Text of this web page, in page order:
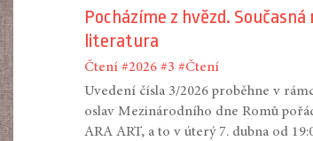
Pocházíme z hvězd. Současná
literatura
Čtení #2026 #3 #Čtení
Uvedení čísla 3/2026 proběhne v
oslav Mezinárodního dne Romů
ARA ART, a to v úterý 7. dubna od